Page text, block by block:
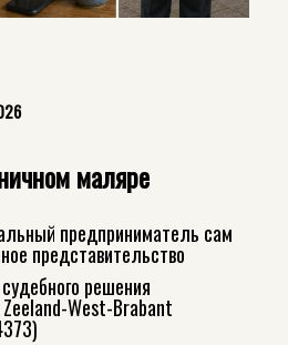
маляре
предприниматель сам
представительство
решения
West-Brabant